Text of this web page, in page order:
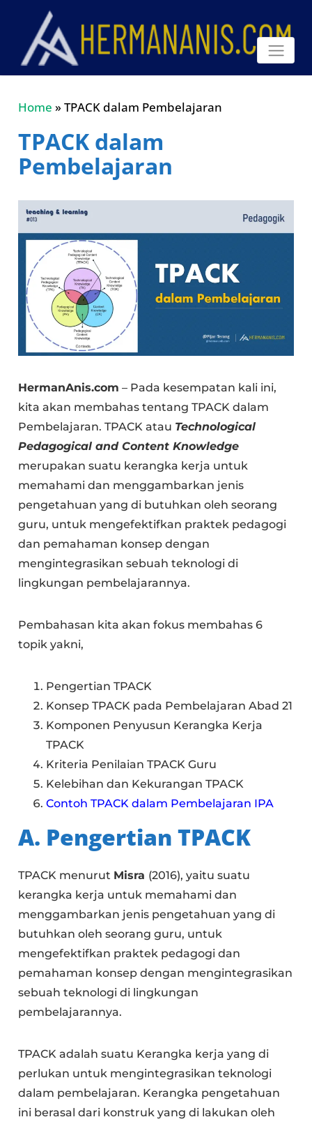
Home »TPACK dalam Pembelajaran
TPACK dalam
Pembelajaran
HermanAnis.com – Pada kesempatan kali ini,
kita akan membahas tentang TPACK dalam
Pembelajaran. TPACK atau Technological
Pedagogical and Content Knowledge
merupakan suatu kerangka kerja untuk
memahami dan menggambarkan jenis
pengetahuan yang di butuhkan oleh seorang
guru, untuk mengefektifkan praktek pedagogi
dan pemahaman konsep dengan
mengintegrasikan sebuah teknologi di
lingkungan pembelajarannya.
Pembahasan kita akan fokus membahas 6
topik yakni,
Pengertian TPACK
Konsep TPACK pada Pembelajaran Abad 21
Komponen Penyusun Kerangka Kerja
TPACK
Kriteria Penilaian TPACK Guru
Kelebihan dan Kekurangan TPACK
Contoh TPACK dalam Pembelajaran IPA
A. Pengertian TPACK
TPACK menurut Misra (2016), yaitu suatu
kerangka kerja untuk memahami dan
menggambarkan jenis pengetahuan yang di
butuhkan oleh seorang guru, untuk
mengefektifkan praktek pedagogi dan
pemahaman konsep dengan mengintegrasikan
sebuah teknologi di lingkungan
pembelajarannya.
TPACK adalah suatu Kerangka kerja yang di
perlukan untuk mengintegrasikan teknologi
dalam pembelajaran. Kerangka pengetahuan
ini berasal dari konstruk yang di lakukan oleh